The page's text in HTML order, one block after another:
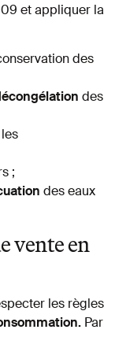
et appliquer la
des
des
;
des eaux
vente en
les règles
Par